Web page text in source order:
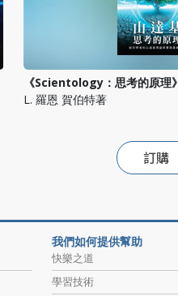
《Scientology：思考的原理》
L. 羅恩 賀伯特著
訂購
我們如何提供幫助
快樂之道
學習技術